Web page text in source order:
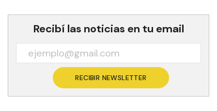
Recibí las noticias en tu email
RECIBIR NEWSLETTER